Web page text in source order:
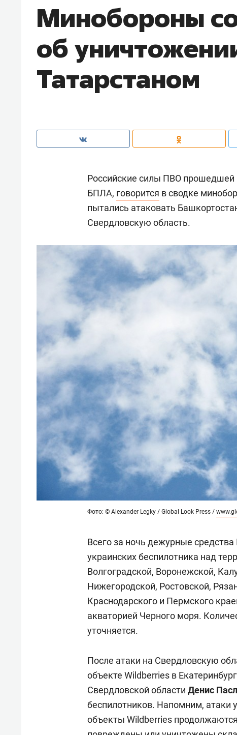
Минобороны
об
Татарстаном
Российские силы ПВО прошедшей
БПЛА, говорится в сводке
пытались атаковать
Свердловскую область.
Фото: © Alexander Legky / Global Look Press /
Всего за ночь дежурные
украинских беспилотника над
Волгоградской, Воронежской,
Нижегородской, Ростовской,
Краснодарского и Пермского
акваторией Черного моря.
уточняется.
После атаки на Свердловскую
объекте Wildberries в
Свердловской области Денис
беспилотников. Напомним, атаки
объекты Wildberries